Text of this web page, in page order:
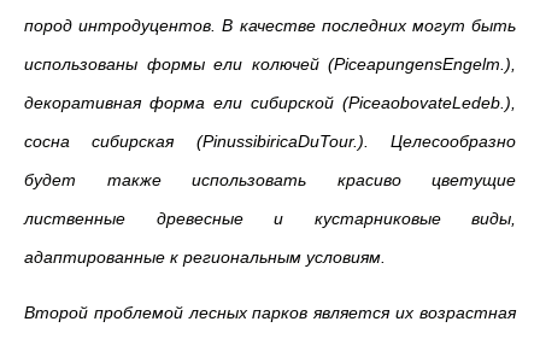
пород интродуцентов. В качестве последних могут быть
использованы формы ели колючей (PiceapungensEngelm.),
декоративная форма ели сибирской (PiceaobovateLedeb.),
сосна сибирская (PinussibiricaDuTour.). Целесообразно
будет также использовать красиво цветущие
лиственные древесные и кустарниковые виды,
адаптированные к региональным условиям.
Второй проблемой лесных парков является их возрастная